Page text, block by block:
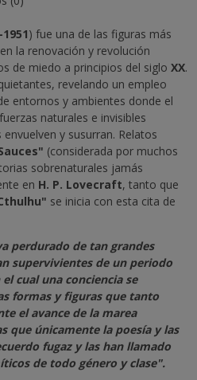
) fue una de las figuras más
la renovación y revolución
de miedo a principios del siglo XX.
revelando un empleo
entornos y ambientes donde el
naturales e invisibles
y susurran. Relatos
(considerada por muchos
sobrenaturales jamás
en H. P. Lovecraft, tanto que
se inicia con esta cita de
perdurado de tan grandes
supervivientes de un periodo
cual una conciencia se
formas y figuras que tanto
el avance de la marea
que únicamente la poesía y las
fugaz y las han llamado
de todo género y clase".